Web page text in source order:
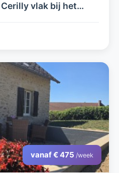
vlak bij het
vanaf € 475 /week